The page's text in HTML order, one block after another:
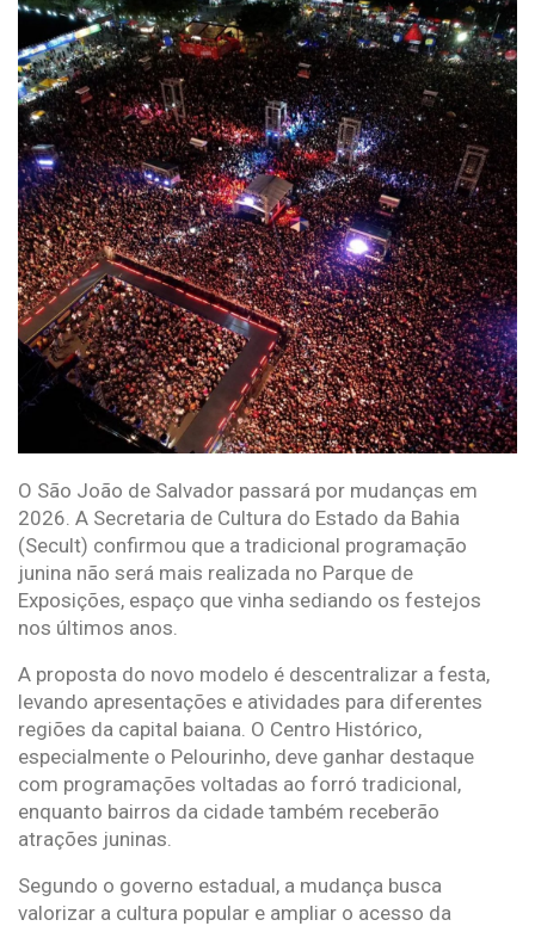
PROMOÇÕES
CONTATO
O São João de Salvador passará por mudanças em
2026. A Secretaria de Cultura do Estado da Bahia
(Secult) confirmou que a tradicional programação
junina não será mais realizada no Parque de
Exposições, espaço que vinha sediando os festejos
nos últimos anos.
A proposta do novo modelo é descentralizar a festa,
levando apresentações e atividades para diferentes
regiões da capital baiana. O Centro Histórico,
especialmente o Pelourinho, deve ganhar destaque
com programações voltadas ao forró tradicional,
enquanto bairros da cidade também receberão
atrações juninas.
Segundo o governo estadual, a mudança busca
valorizar a cultura popular e ampliar o acesso da